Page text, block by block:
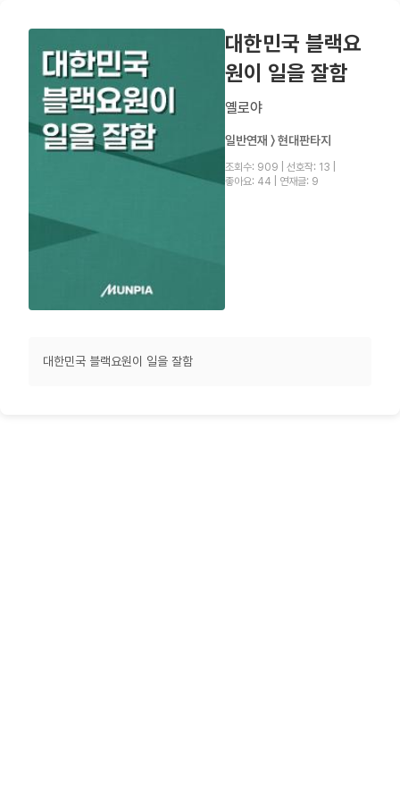
대한민국 블랙요
원이 일을 잘함
옐로야
일반연재 〉 현대판타지
조회수: 909 선호작: 13
좋아요: 44
연재글: 9
대한민국 블랙요원이 일을 잘함